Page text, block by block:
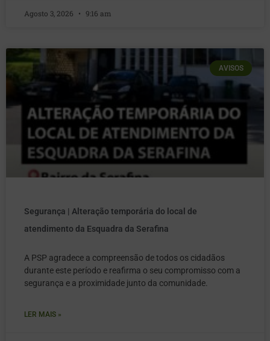
Agosto 3, 2026 9:16 am
AVISOS
Segurança | Alteração temporária do local de
atendimento da Esquadra da Serafina
A PSP agradece a compreensão de todos os cidadãos
durante este período e reafirma o seu compromisso com a
segurança e a proximidade junto da comunidade.
LER MAIS »